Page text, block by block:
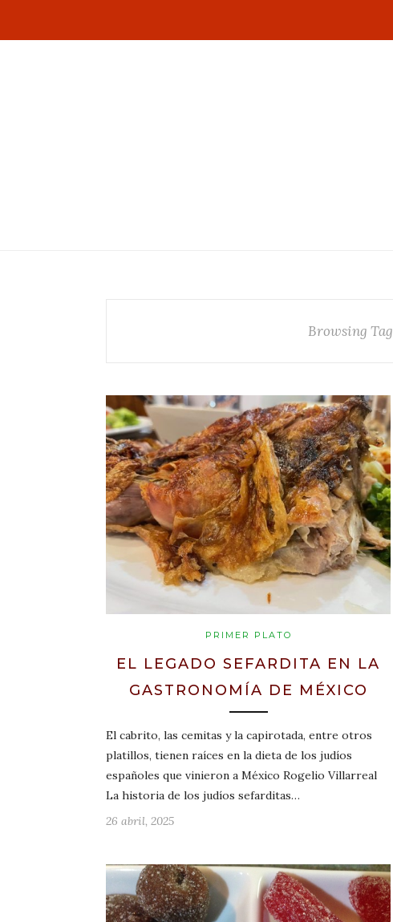
Browsing Tag
PRIMER PLATO
EL LEGADO SEFARDITA EN LA
GASTRONOMÍA DE MÉXICO
El cabrito, las cemitas y la capirotada, entre otros
platillos, tienen raíces en la dieta de los judíos
españoles que vinieron a México Rogelio Villarreal
La historia de los judíos sefarditas…
26 abril, 2025